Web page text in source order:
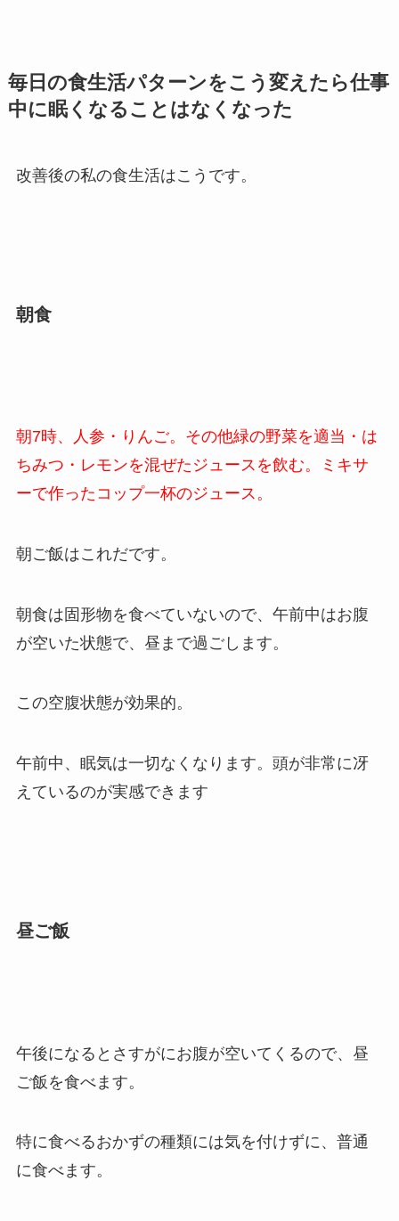
毎日の食生活パターンをこう変えたら仕事
中に眠くなることはなくなった
改善後の私の食生活はこうです。
朝食
朝7時、人参・りんご。その他緑の野菜を適当・は
ちみつ・レモンを混ぜたジュースを飲む。ミキサ
ーで作ったコップ一杯のジュース。
朝ご飯はこれだです。
朝食は固形物を食べていないので、午前中はお腹
が空いた状態で、昼まで過ごします。
この空腹状態が効果的。
午前中、眠気は一切なくなります。頭が非常に冴
えているのが実感できます
昼ご飯
午後になるとさすがにお腹が空いてくるので、昼
ご飯を食べます。
特に食べるおかずの種類には気を付けずに、普通
に食べます。